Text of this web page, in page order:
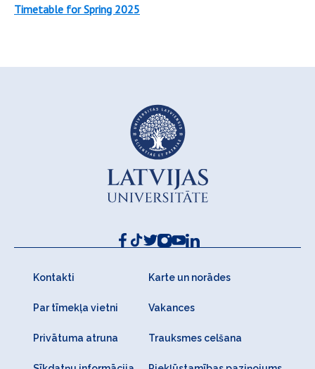
Timetable for Spring 2025
Kontakti Karte un norādes
Par tīmekļa vietni Vakances
Privātuma atruna Trauksmes celšana